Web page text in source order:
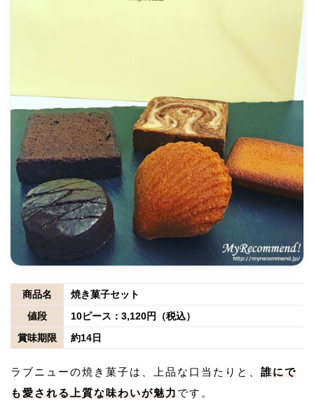
商品名
焼き菓子セット
値段
10ピース：3,120円（税込）
賞味期限
約14日
ラブニューの焼き菓子は、上品な口当たりと、 誰にで
も愛される上質な味わいが魅力 です。